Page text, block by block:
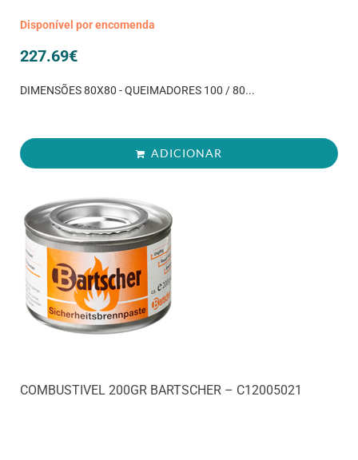
Disponível por encomenda
227.69€
DIMENSÕES 80X80 - QUEIMADORES 100 / 80...
ADICIONAR
COMBUSTIVEL 200GR BARTSCHER – C12005021